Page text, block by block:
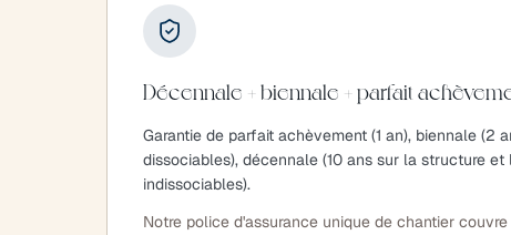
Décennale + biennale + parfait
Garantie de parfait achèvement (1 an), biennale (2
dissociables), décennale (10 ans sur la structure
indissociables).
Notre police d'assurance unique de chantier